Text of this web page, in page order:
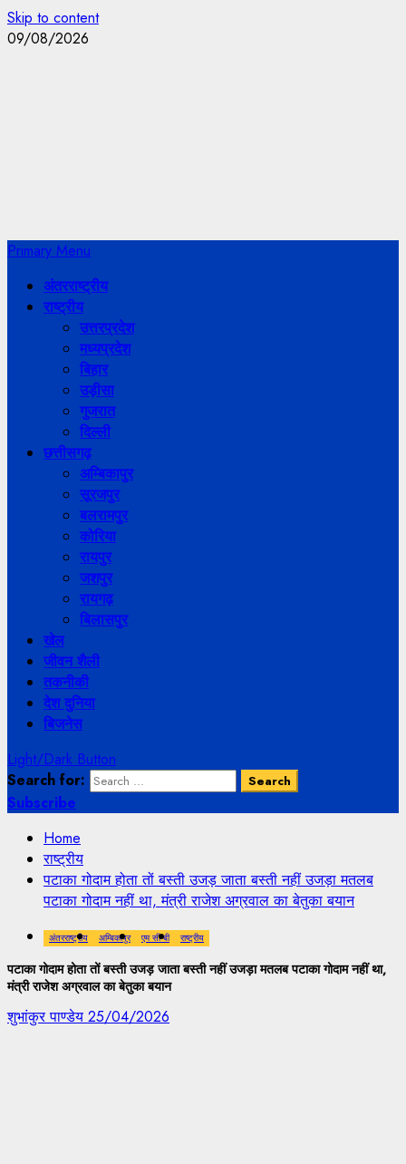
Skip to content
09/08/2026
Primary Menu
अंतरराष्ट्रीय
राष्ट्रीय
उत्तरप्रदेश
मध्यप्रदेश
बिहार
उड़ीसा
गुजरात
दिल्ली
छत्तीसगढ़
अम्बिकापुर
सूरजपुर
बलरामपुर
कोरिया
रायपुर
जशपुर
रायगढ़
बिलासपुर
खेल
जीवन शैली
तकनीकी
देश दुनिया
बिजनेस
Light/Dark Button
Search for:
Subscribe
Home
राष्ट्रीय
पटाका गोदाम होता तों बस्ती उजड़ जाता बस्ती नहीं उजड़ा मतलब
पटाका गोदाम नहीं था, मंत्री राजेश अग्रवाल का बेतुका बयान
अंतरराष्ट्रीय अम्बिकापुर एम सी बी राष्ट्रीय
पटाका गोदाम होता तों बस्ती उजड़ जाता बस्ती नहीं उजड़ा मतलब पटाका गोदाम नहीं था,
मंत्री राजेश अग्रवाल का बेतुका बयान
शुभांकुर पाण्डेय 25/04/2026